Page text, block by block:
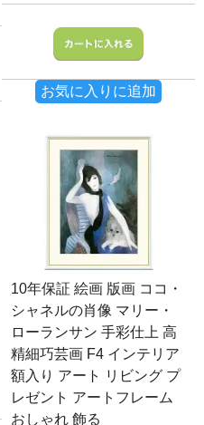
お気に入りに追加
10年保証 絵画 版画 ココ・
シャネルの肖像 マリー・
ローランサン 手彩仕上 高
精細巧芸画 F4 インテリア
額入り アート リビング プ
レゼント アートフレーム
おしゃれ 飾る